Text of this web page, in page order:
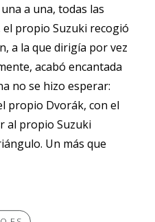
a una, todas las
el propio Suzuki recogió
a la que dirigía por vez
acabó encantada
no se hizo esperar:
propio Dvorák, con el
al propio Suzuki
Un más que